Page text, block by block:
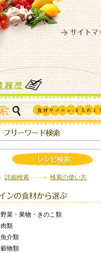
詳細検索 検索の使い方
野菜・果物・きのこ類
肉類
魚介類
穀物類